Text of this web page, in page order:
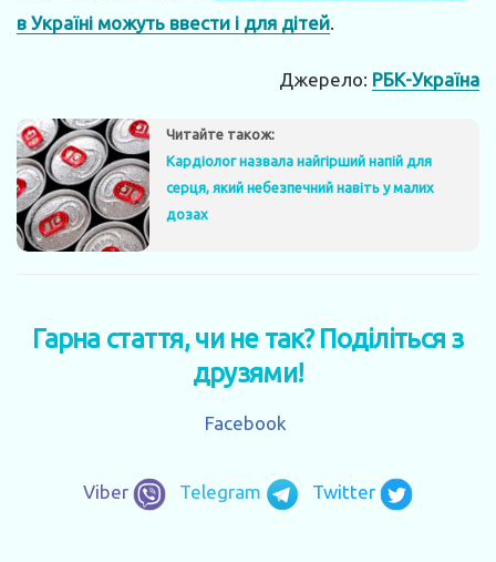
в Україні можуть ввести і для дітей
Джерело: РБК-Україна
Читайте також:
Кардіолог назвала найгірший напій для
серця, який небезпечний навіть у малих
дозах
Гарна стаття, чи не так? Поділіться з
друзями!
Facebook
Viber Telegram Twitter